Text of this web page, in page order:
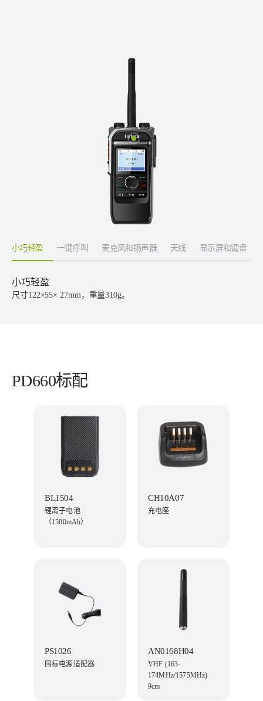
小巧轻盈 一键呼叫 麦克风和扬声器 天线 显示屏和键盘
小巧轻盈
尺寸122×55× 27mm，重量310g。
PD660标配
BL1504
锂离子电池
（1500mAh）
CH10A07
充电座
PS1026
国标电源适配器
AN0168H04
VHF (163-
174MHz/1575MHz)
9cm